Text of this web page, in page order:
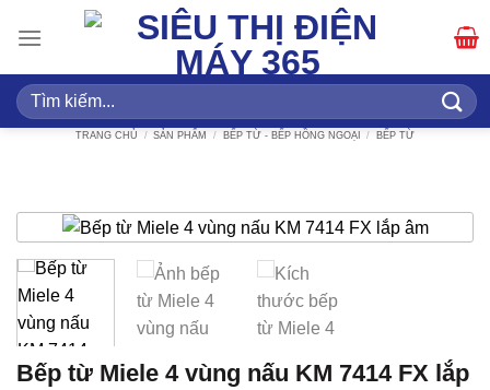
qua
dung
Tìm
kiếm:
TRANG CHỦ / SẢN PHẨM / BẾP TỪ - BẾP HỒNG NGOẠI / BẾP TỪ
Bếp từ Miele 4 vùng nấu KM 7414 FX lắp